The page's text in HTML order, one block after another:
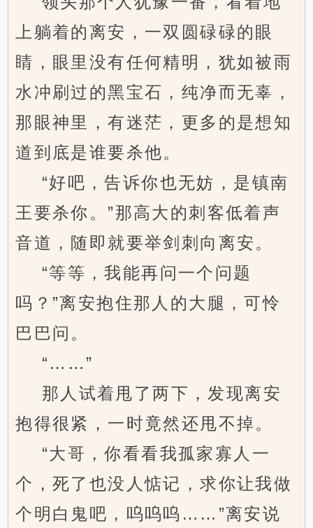
上躺着的离安，一双圆碌碌的眼
睛，眼里没有任何精明，犹如被雨
水冲刷过的黑宝石，纯净而无辜，
那眼神里，有迷茫，更多的是想知
道到底是谁要杀他。
“好吧，告诉你也无妨，是镇南
王要杀你。”那高大的刺客低着声
音道，随即就要举剑刺向离安。
“等等，我能再问一个问题
吗？”离安抱住那人的大腿，可怜
巴巴问。
“……”
那人试着甩了两下，发现离安
抱得很紧，一时竟然还甩不掉。
“大哥，你看看我孤家寡人一
个，死了也没人惦记，求你让我做
个明白鬼吧，呜呜呜……”离安说